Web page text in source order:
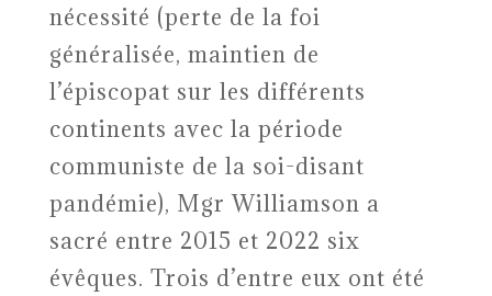
nécessité (perte de la foi
généralisée, maintien de
l’épiscopat sur les différents
continents avec la période
communiste de la soi-disant
pandémie), Mgr Williamson a
sacré entre 2015 et 2022 six
évêques. Trois d’entre eux ont été